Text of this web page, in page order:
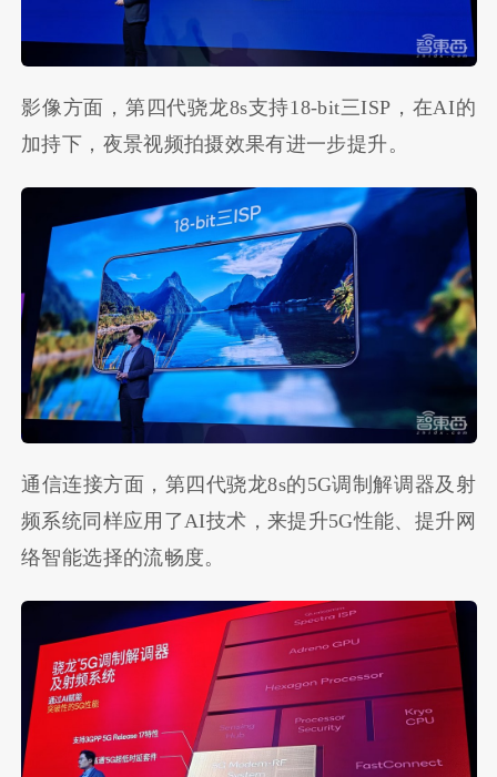
影像方面，第四代骁龙8s支持18-bit三ISP，在AI的
加持下，夜景视频拍摄效果有进一步提升。
通信连接方面，第四代骁龙8s的5G调制解调器及射
频系统同样应用了AI技术，来提升5G性能、提升网
络智能选择的流畅度。